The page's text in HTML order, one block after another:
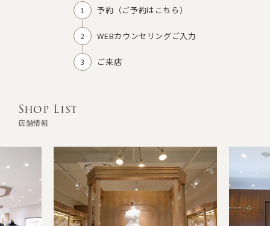
予約（ご予約はこちら）
WEBカウンセリングご入力
ご来店
Shop List
店舗情報